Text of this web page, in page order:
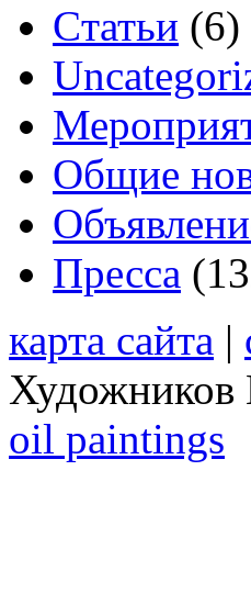
Cтатьи (6)
Общие
Пресса
карта сайта |
oil paintings